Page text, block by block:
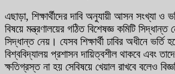
এছাড়া, শিক্ষার্থীদের দাবি অনুযায়ী আসন সংখ্যা ও
বিষয়ে মন্ত্রণালয়ের গঠিত বিশেষজ্ঞ কমিটি
সিদ্ধান্ত নেয়। যেসব শিক্ষার্থী ঢাবির অধীনে ভর্তি
বিশ্ববিদ্যালয় প্রশাসন দায়িত্বশীল থাকবে এবং
ক্ষতিগ্রস্ত না হয় সেবিষয়ে খেয়াল রাখবে বলেও